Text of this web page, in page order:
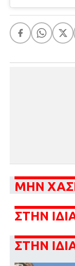
ΜΗΝ
ΣΤΗΝ
ΣΤΗΝ